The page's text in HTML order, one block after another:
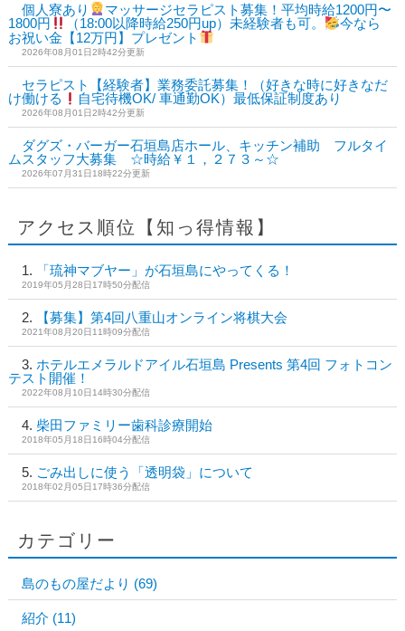
個人寮あり
マッサージセラピスト募集！平均時給1200円〜
1800円
（18:00以降時給250円up）未経験者も可。
今なら
お祝い金【12万円】プレゼント
2026年08月01日2時42分更新
セラピスト【経験者】業務委託募集！（好きな時に好きなだ
け働ける
自宅待機OK/ 車通勤OK）最低保証制度あり
2026年08月01日2時42分更新
ダグズ・バーガー石垣島店ホール、キッチン補助 フルタイ
ムスタッフ大募集 ☆時給￥１，２７３～☆
2026年07月31日18時22分更新
アクセス順位【知っ得情報】
「琉神マブヤー」が石垣島にやってくる！
2019年05月28日17時50分配信
【募集】第4回八重山オンライン将棋大会
2021年08月20日11時09分配信
ホテルエメラルドアイル石垣島 Presents 第4回 フォトコン
テスト開催！
2022年08月10日14時30分配信
柴田ファミリー歯科診療開始
2018年05月18日16時04分配信
ごみ出しに使う「透明袋」について
2018年02月05日17時36分配信
カテゴリー
島のもの屋だより (69)
紹介 (11)